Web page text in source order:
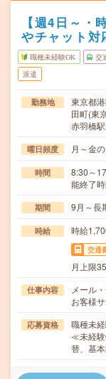
【週4日～・
やチャット
職種未経験OK 交
派遣
勤務地
東京都
田町(東
赤羽橋
曜日頻度 月～金
時間
8:30～
能終了
期間 9月～長
時給 時給
交通
月上限
仕事内容
メール
お客様
応募資格
職種未
≪未経
替、基